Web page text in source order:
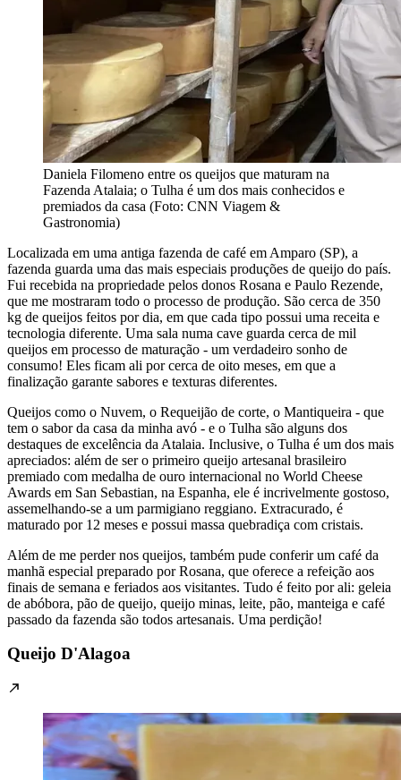
Daniela Filomeno entre os queijos que maturam na
Fazenda Atalaia; o Tulha é um dos mais conhecidos e
premiados da casa (Foto: CNN Viagem &
Gastronomia)
Localizada em uma antiga fazenda de café em Amparo (SP), a
fazenda guarda uma das mais especiais produções de queijo do país.
Fui recebida na propriedade pelos donos Rosana e Paulo Rezende,
que me mostraram todo o processo de produção. São cerca de 350
kg de queijos feitos por dia, em que cada tipo possui uma receita e
tecnologia diferente. Uma sala numa cave guarda cerca de mil
queijos em processo de maturação - um verdadeiro sonho de
consumo! Eles ficam ali por cerca de oito meses, em que a
finalização garante sabores e texturas diferentes.
Queijos como o Nuvem, o Requeijão de corte, o Mantiqueira - que
tem o sabor da casa da minha avó - e o Tulha são alguns dos
destaques de excelência da Atalaia. Inclusive, o Tulha é um dos mais
apreciados: além de ser o primeiro queijo artesanal brasileiro
premiado com medalha de ouro internacional no World Cheese
Awards em San Sebastian, na Espanha, ele é incrivelmente gostoso,
assemelhando-se a um parmigiano reggiano. Extracurado, é
maturado por 12 meses e possui massa quebradiça com cristais.
Além de me perder nos queijos, também pude conferir um café da
manhã especial preparado por Rosana, que oferece a refeição aos
finais de semana e feriados aos visitantes. Tudo é feito por ali: geleia
de abóbora, pão de queijo, queijo minas, leite, pão, manteiga e café
passado da fazenda são todos artesanais. Uma perdição!
Queijo D'Alagoa